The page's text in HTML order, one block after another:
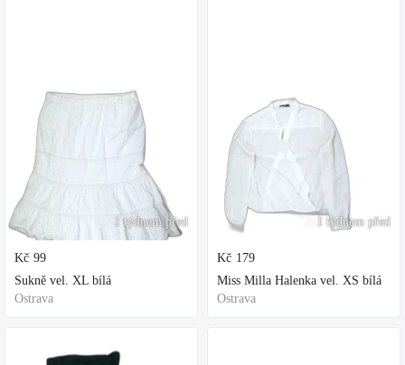
1 týdnem před
Kč 99
Sukně vel. XL bílá
Ostrava
1 týdnem před
Kč 179
Miss Milla Halenka vel. XS bílá
Ostrava